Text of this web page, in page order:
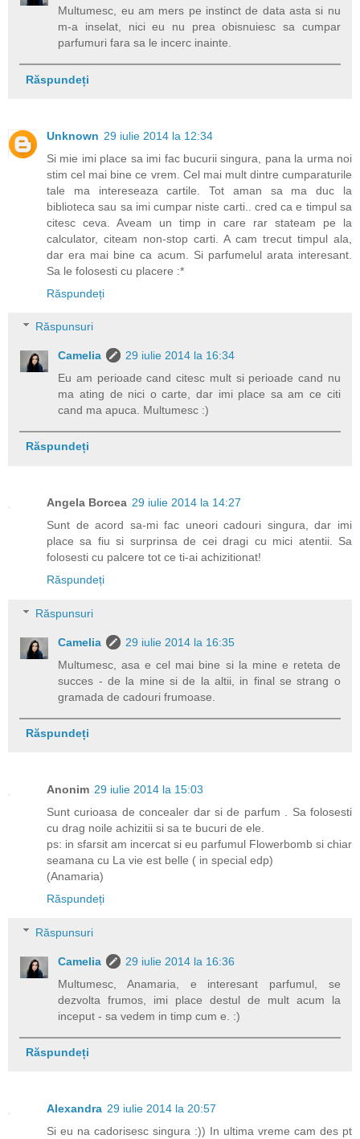
Multumesc, eu am mers pe instinct de data asta si nu
m-a inselat, nici eu nu prea obisnuiesc sa cumpar
parfumuri fara sa le incerc inainte.
Răspundeți
Unknown 29 iulie 2014 la 12:34
Si mie imi place sa imi fac bucurii singura, pana la urma noi
stim cel mai bine ce vrem. Cel mai mult dintre cumparaturile
tale ma intereseaza cartile. Tot aman sa ma duc la
biblioteca sau sa imi cumpar niste carti.. cred ca e timpul sa
citesc ceva. Aveam un timp in care rar stateam pe la
calculator, citeam non-stop carti. A cam trecut timpul ala,
dar era mai bine ca acum. Si parfumelul arata interesant.
Sa le folosesti cu placere :*
Răspundeți
Răspunsuri
Camelia
29 iulie 2014 la 16:34
Eu am perioade cand citesc mult si perioade cand nu
ma ating de nici o carte, dar imi place sa am ce citi
cand ma apuca. Multumesc :)
Răspundeți
Angela Borcea 29 iulie 2014 la 14:27
Sunt de acord sa-mi fac uneori cadouri singura, dar imi
place sa fiu si surprinsa de cei dragi cu mici atentii. Sa
folosesti cu palcere tot ce ti-ai achizitionat!
Răspundeți
Răspunsuri
Camelia
29 iulie 2014 la 16:35
Multumesc, asa e cel mai bine si la mine e reteta de
succes - de la mine si de la altii, in final se strang o
gramada de cadouri frumoase.
Răspundeți
Anonim 29 iulie 2014 la 15:03
Sunt curioasa de concealer dar si de parfum . Sa folosesti
cu drag noile achizitii si sa te bucuri de ele.
ps: in sfarsit am incercat si eu parfumul Flowerbomb si chiar
seamana cu La vie est belle ( in special edp)
(Anamaria)
Răspundeți
Răspunsuri
Camelia
29 iulie 2014 la 16:36
Multumesc, Anamaria, e interesant parfumul, se
dezvolta frumos, imi place destul de mult acum la
inceput - sa vedem in timp cum e. :)
Răspundeți
Alexandra 29 iulie 2014 la 20:57
Si eu na cadorisesc singura :)) In ultima vreme cam des pt